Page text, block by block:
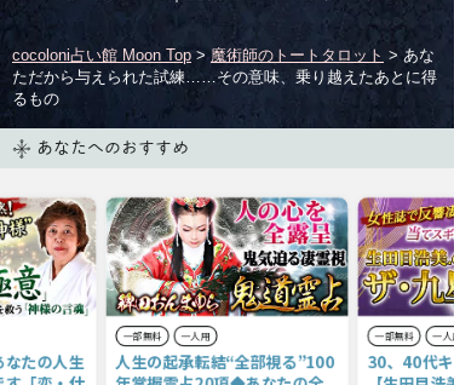
cocoloni占い館 Moon Top > 魔術師のトートタロット > あな
ただから与えられた試練……その意味、乗り越えたあとに得
るもの
あなたへのおすすめ
たの人生
一部無料 一人用
人生の起承転結“全部視る”100
一部無料 一人用
30、40代